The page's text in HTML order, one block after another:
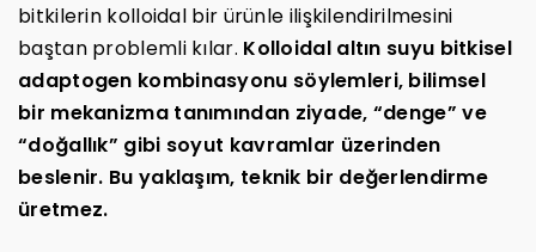
bitkilerin kolloidal bir ürünle ilişkilendirilmesini
baştan problemli kılar. Kolloidal altın suyu bitkisel
adaptogen kombinasyonu söylemleri, bilimsel
bir mekanizma tanımından ziyade, “denge” ve
“doğallık” gibi soyut kavramlar üzerinden
beslenir. Bu yaklaşım, teknik bir değerlendirme
üretmez.